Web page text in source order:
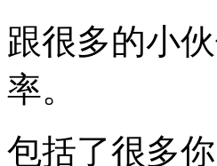
跟很多的小
率。
包括了很多